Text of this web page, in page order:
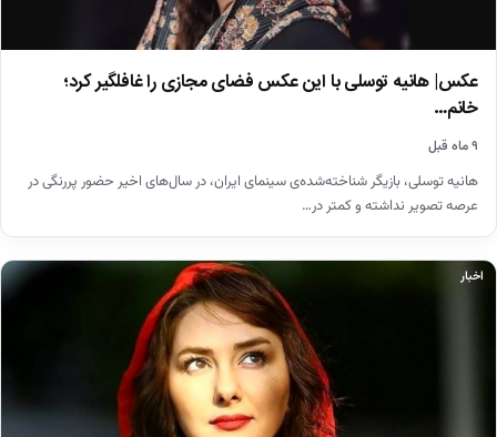
عکس| هانیه توسلی با این عکس فضای مجازی را غافلگیر کرد؛
خانم…
۹ ماه قبل
هانیه توسلی، بازیگر شناخته‌شده‌ی سینمای ایران، در سال‌های اخیر حضور پررنگی در
عرصه تصویر نداشته و کمتر در…
اخبار